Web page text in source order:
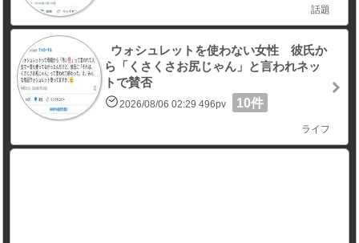
話題
ウォシュレットを使わない女性 彼氏か
ら「くさくさお尻じゃん」と言われネッ
トで賛否
2026/08/06 02:29 496pv 10件
ライフ